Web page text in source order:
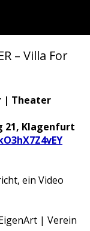
– Villa For
| Theater
21, Klagenfurt
ein Video
| Verein